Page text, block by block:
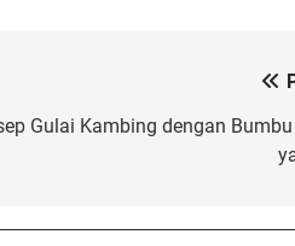
Gulai Kambing dengan